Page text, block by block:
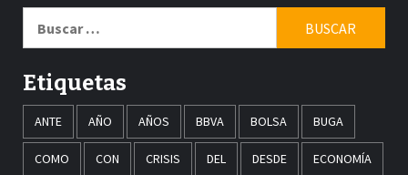
Etiquetas
ANTE AÑO AÑOS BBVA BOLSA BUGA
COMO CON CRISIS DEL DESDE ECONOMÍA